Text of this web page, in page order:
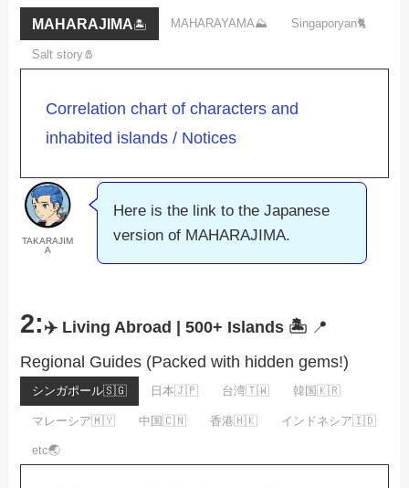
MAHARAJIMA🏝️ MAHARAYAMA⛰️ Singaporyan🐈
Salt story🧂
Correlation chart of characters and
inhabited islands / Notices
TAKARAJIM
A
Here is the link to the Japanese
version of MAHARAJIMA.
2: ✈️ Living Abroad | 500+ Islands 🏝️ 📍
Regional Guides (Packed with hidden gems!)
シンガポール🇸🇬 日本🇯🇵 台湾🇹🇼 韓国🇰🇷
マレーシア🇲🇾 中国🇨🇳 香港🇭🇰 インドネシア🇮🇩
etc🌏